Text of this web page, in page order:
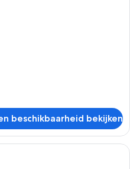
beschikbaarheid bekijken